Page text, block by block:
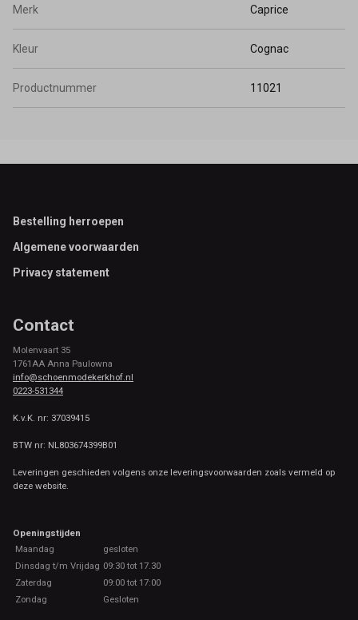
Merk Caprice
Kleur Cognac
Productnummer 11021
Footer
Bestelling herroepen
Algemene voorwaarden
Privacy statement
Contact
Molenvaart 35
1761AA Anna Paulowna
info@schoenmodekerkhof.nl
0223-531344
K.v.K. nr: 37039415
BTW nr: NL803674399B01
Leveringen geschieden volgens onze leveringsvoorwaarden zoals vermeld op
deze website.
Openingstijden
Maandag
gesloten
Dinsdag t/m Vrijdag 09:30 tot 17.30
Zaterdag
09:00 tot 17:00
Zondag
Gesloten